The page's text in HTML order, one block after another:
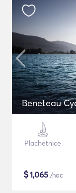
Beneteau
Plachetnice
$1,065 /noc